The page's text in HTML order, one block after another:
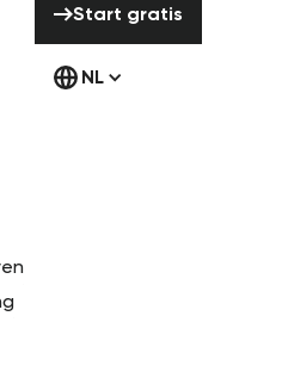
Start gratis
NL